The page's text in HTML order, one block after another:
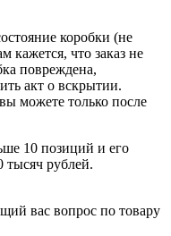
коробки (не
кажется, что заказ не
повреждена,
акт о вскрытии.
можете только после
10 позиций и его
тысяч рублей.
вас вопрос по товару